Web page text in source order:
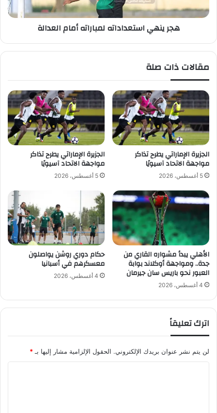
س
ي
ئ
و
ن
ا
د
ي
ا
ح
د
ل
ت
س
ع
ي
ن
ة
ا
س
د
ا
ه
ل
ب
ا
ر
ا
ه
م
ا
ل
ع
د
ا
ل
هجر ينهي استعداداته لمباراته أمام العدالة
مقالات ذات صلة
الجزيرة الإماراتي يطرح تذاكر
مواجهة الاتحاد آسيويًا
5 أغسطس، 2026
الجزيرة الإماراتي يطرح تذاكر
مواجهة الاتحاد آسيويًا
5 أغسطس، 2026
الأهلي يبدأ مشواره القاري من
جدة.. ومواجهة أوكلاند بوابة
العبور نحو باريس سان جيرمان
4 أغسطس، 2026
حكام دوري روشن يواصلون
معسكرهم في أسبانيا
4 أغسطس، 2026
اترك تعليقاً
لن يتم نشر عنوان بريدك الإلكتروني. الحقول الإلزامية مشار إليها بـ *